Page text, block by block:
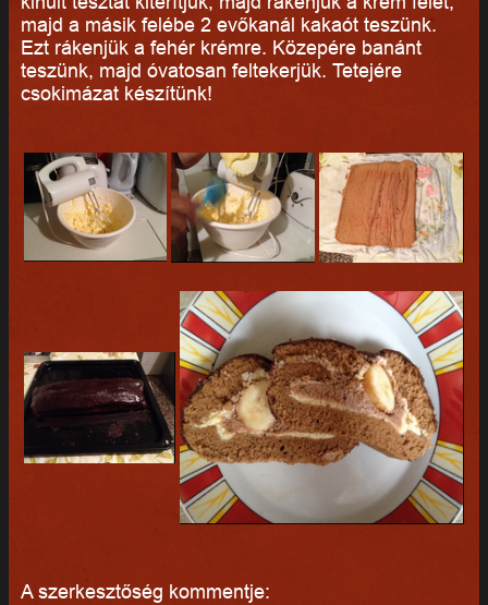
majd a másik felébe 2 evőkanál kakaót teszünk.
Ezt rákenjük a fehér krémre. Közepére banánt
teszünk, majd óvatosan feltekerjük. Tetejére
csokimázat készítünk!
A szerkesztőség kommentje: